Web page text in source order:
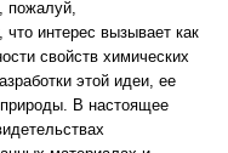
пожалуй,
интерес вызывает как
свойств химических
этой идеи, ее
В настоящее